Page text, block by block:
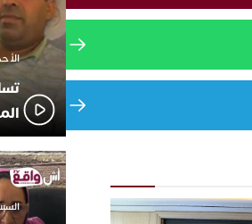
الأحد 7 ديسمبر
السبت 18 أكتوبر